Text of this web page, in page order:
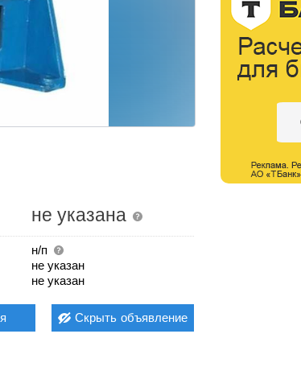
не указана
н/п
не указан
не указан
Скрыть объявление